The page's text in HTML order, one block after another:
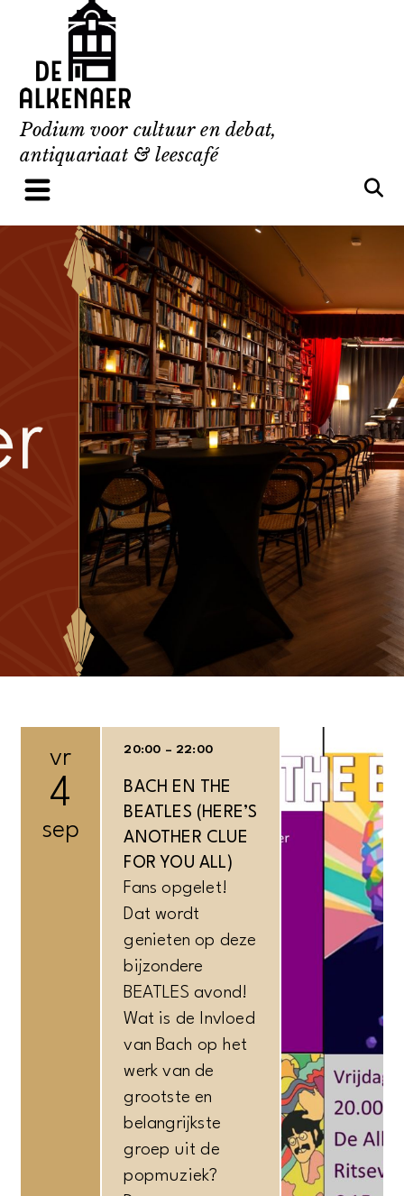
content
Podium voor cultuur en debat,
antiquariaat & leescafé
vr
4
sep
20:00 – 22:00
BACH EN THE
BEATLES (HERE’S
ANOTHER CLUE
FOR YOU ALL)
Fans opgelet!
Dat wordt
genieten op deze
bijzondere
BEATLES avond!
Wat is de Invloed
van Bach op het
werk van de
grootste en
belangrijkste
groep uit de
popmuziek?